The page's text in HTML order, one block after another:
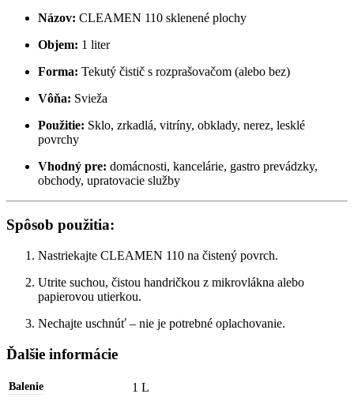
Názov: CLEAMEN 110 sklenené plochy
Objem: 1 liter
Forma: Tekutý čistič s rozprašovačom (alebo bez)
Vôňa: Svieža
Použitie: Sklo, zrkadlá, vitríny, obklady, nerez, lesklé
povrchy
Vhodný pre: domácnosti, kancelárie, gastro prevádzky,
obchody, upratovacie služby
Spôsob použitia:
Nastriekajte CLEAMEN 110 na čistený povrch.
Utrite suchou, čistou handričkou z mikrovlákna alebo
papierovou utierkou.
Nechajte uschnúť – nie je potrebné oplachovanie.
Ďalšie informácie
Balenie 1 L